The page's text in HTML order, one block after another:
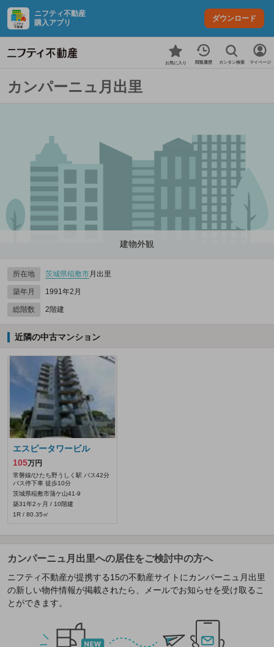
ニフティ不動産
購入アプリ
ダウンロード
お気に入り 閲覧履歴 カンタン検索 マイページ
カンパーニュ月出里
建物外観
所在地 茨城県稲敷市月出里
築年月 1991年2月
総階数 2階建
近隣の中古マンション
エスピータワービル
105万円
常磐線/ひたち野うしく駅 バス42分
バス停下車 徒歩10分
茨城県稲敷市蒲ケ山41‐9
築31年2ヶ月 / 10階建
1R / 80.35㎡
カンパーニュ月出里への居住をご検討中の方へ
ニフティ不動産が提携する15の不動産サイトにカンパーニュ月出里
の新しい物件情報が掲載されたら、メールでお知らせを受け取るこ
とができます。